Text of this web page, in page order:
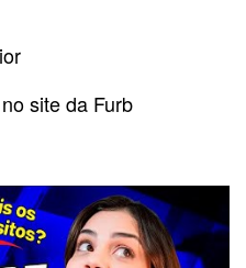
site da Furb